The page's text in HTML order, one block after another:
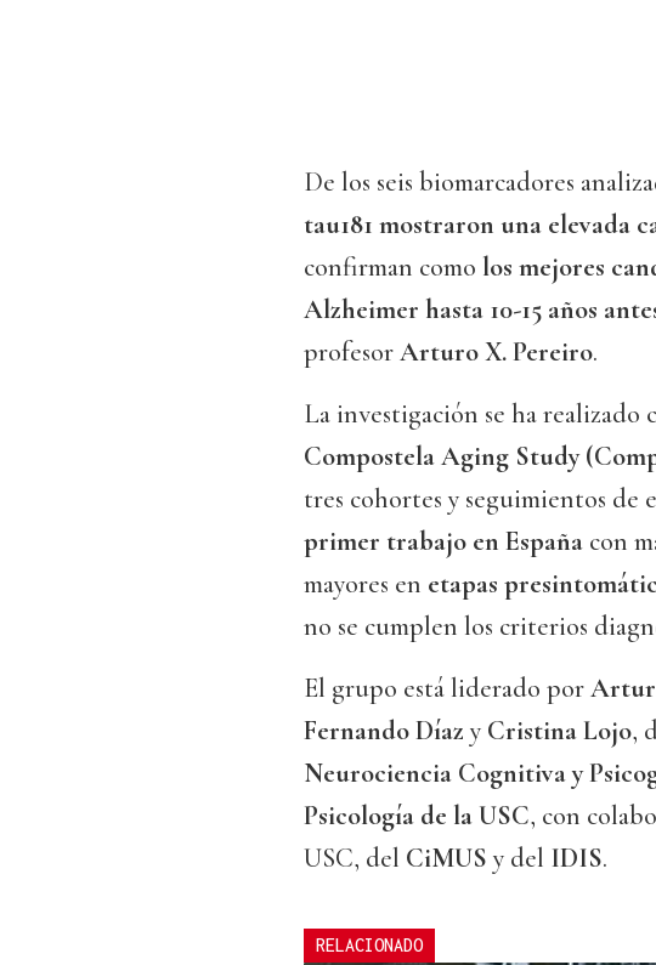
De los seis biomarcadores
tau181 mostraron una elevada
confirman como los mejores
Alzheimer hasta 10-15 años
profesorArturo X. Pereiro.
La investigación se ha
Compostela Aging Study
tres cohortes y seguimientos de
primer trabajo en España con
mayores en etapas
no se cumplen los criterios
El grupo está liderado por
Fernando Díaz y Cristina Lojo,
Neurociencia Cognitiva y
Psicología de la USC, con
USC, del CiMUS y del IDIS.
RELACIONADO